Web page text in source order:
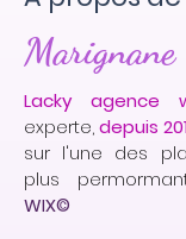
Marignane
Lacky agence
experte,depuis
sur l'une des
plus
WIX©